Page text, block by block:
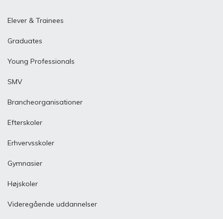
Elever & Trainees
Graduates
Young Professionals
SMV
Brancheorganisationer
Efterskoler
Erhvervsskoler
Gymnasier
Højskoler
Videregående uddannelser